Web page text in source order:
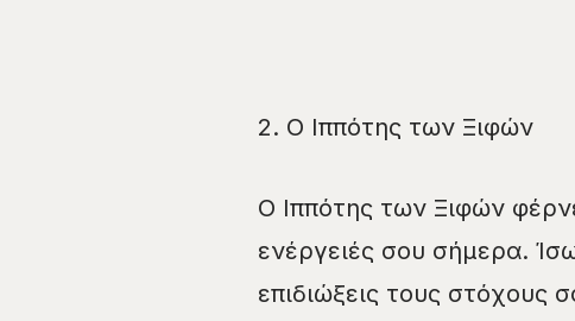
2. Ο Ιππότης των Ξιφών
Ο Ιππότης των Ξιφών
ενέργειές σου σήμερα.
επιδιώξεις τους στόχους